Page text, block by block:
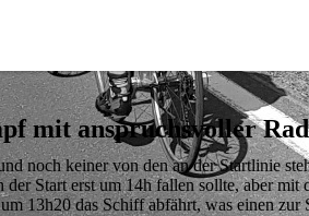
mit anspruchsvoller
noch keiner von den an der Startlinie
Start erst um 14h fallen sollte, aber mit
13h20 das Schiff abfährt, was einen zur